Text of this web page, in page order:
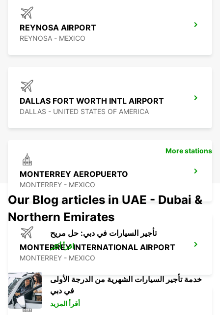
REYNOSA AIRPORT
REYNOSA - MEXICO
DALLAS FORT WORTH INTL AIRPORT
DALLAS - UNITED STATES OF AMERICA
MONTERREY AEROPUERTO
MONTERREY - MEXICO
MONTERREY INTERNATIONAL AIRPORT
MONTERREY - MEXICO
More stations
Our Blog articles in UAE - Dubai &
Northern Emirates
تأجير السيارات في دبي: حل مريح
اقرأ أكثر
خدمة تأجير السيارات الشهرية من الدرجة الأولى
في دبي
أقرأ المزيد